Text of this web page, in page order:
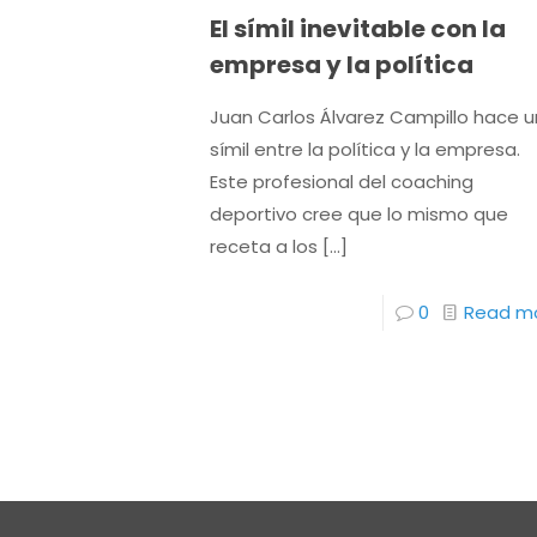
El símil inevitable con la
empresa y la política
Juan Carlos Álvarez Campillo hace
símil entre la política y la empresa.
Este profesional del coaching
deportivo cree que lo mismo que
receta a los […]
0 Read